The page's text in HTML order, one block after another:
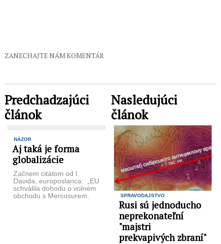
ZANECHAJTE NÁM KOMENTÁR
Predchadzajúci
článok
NÁZOR
Aj taká je forma
globalizácie
Začnem citátom od I.
Davida, europoslanca: „EU
schválila dohodu o volném
obchodu s Mercosurem.
Nasledujúci
článok
SPRAVODAJSTVO
Rusi sú jednoducho
neprekonateľní
"majstri
prekvapivých zbraní"